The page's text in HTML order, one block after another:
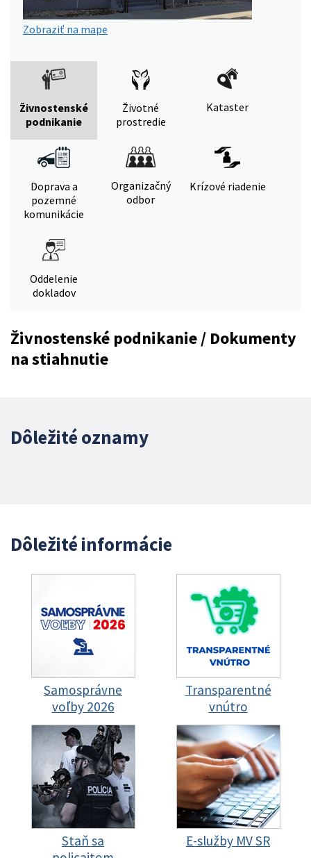
Zobraziť na mape
Živnostenské
podnikanie
Životné
prostredie
Kataster
Doprava a
pozemné
komunikácie
Organizačný
odbor
Krízové riadenie
Oddelenie
dokladov
Živnostenské podnikanie / Dokumenty
na stiahnutie
Dôležité oznamy
Dôležité informácie
Samosprávne
voľby 2026
Transparentné
vnútro
Staň sa
E-služby MV SR